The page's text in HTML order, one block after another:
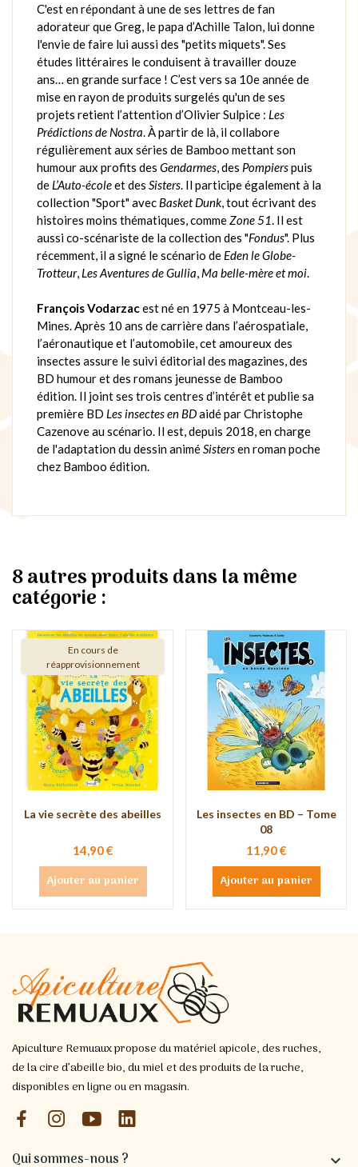
C'est en répondant à une de ses lettres de fan
adorateur que Greg, le papa d’Achille Talon, lui donne
l'envie de faire lui aussi des "petits miquets". Ses
études littéraires le conduisent à travailler douze
ans… en grande surface ! C’est vers sa 10e année de
mise en rayon de produits surgelés qu'un de ses
projets retient l’attention d’Olivier Sulpice : Les
Prédictions de Nostra. À partir de là, il collabore
régulièrement aux séries de Bamboo mettant son
humour aux profits des Gendarmes, des Pompierspuis
de L’Auto-écoleet des Sisters. Il participe également à la
collection "Sport" avec Basket Dunk, tout écrivant des
histoires moins thématiques, commeZone 51. Il est
aussi co-scénariste de la collection des "Fondus". Plus
récemment, il a signé le scénario de Eden le Globe-
Trotteur, Les Aventures de Gullia, Ma belle-mère et moi.
François Vodarzacest né en 1975 à Montceau-les-
Mines. Après 10 ans de carrière dans l’aérospatiale,
l’aéronautique et l’automobile, cet amoureux des
insectes assure le suivi éditorial des magazines, des
BD humour et des romans jeunesse de Bamboo
édition. Il joint ses trois centres d’intérêt et publie sa
première BD Les insectes en BDaidé par Christophe
Cazenove au scénario. Il est, depuis 2018, en charge
de l'adaptation du dessin animéSistersen roman poche
chez Bamboo édition.
8 autres produits dans la même
catégorie :
En cours de
réapprovisionnement
La vie secrète des abeilles
14,90 €
Ajouter au panier
Les insectes en BD – Tome
08
11,90 €
Ajouter au panier
Apiculture Remuaux propose du matériel apicole, des ruches,
de la cire d’abeille bio, du miel et des produits de la ruche,
disponibles en ligne ou en magasin.
Qui sommes-nous ? 